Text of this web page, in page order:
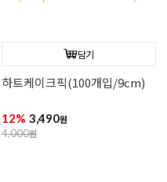
담기
하트케이크픽(100개입/9cm)
12% 3,490원
4,000원